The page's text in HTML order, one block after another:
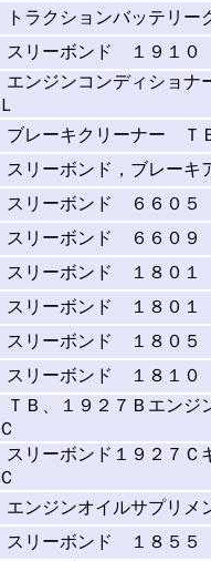
トラクションバッテリー
スリーボンド １９１０
エンジンコンディショ
Ｌ
ブレーキクリーナー Ｔ
スリーボンド，ブレーキ
スリーボンド ６６０５
スリーボンド ６６０９
スリーボンド １８０１
スリーボンド １８０１
スリーボンド １８０５
スリーボンド １８１０
ＴＢ、１９２７Ｂエンジ
Ｃ
スリーボンド１９２７Ｃ
Ｃ
エンジンオイルサプリメ
スリーボンド １８５５